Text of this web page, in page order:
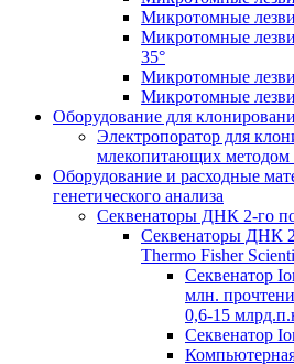
Микротомные
Микротомные
35°
Микротомные
Микротомные
Оборудование для
Электропоратор для
млекопитающих методом
Оборудование и расходные
генетического анализа
Секвенаторы ДНК 2-го
Секвенаторы ДНК
Thermo Fisher
Секвенатор
млн.
0,6-15
Секвенатор